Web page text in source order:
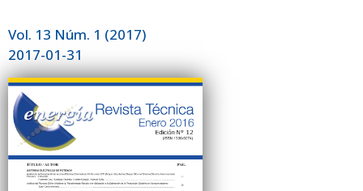
Vol. 13 Núm. 1 (2017)
2017-01-31